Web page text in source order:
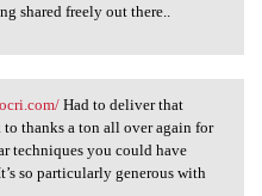
shared freely out there..
Had
Had to deliver that
thanks a ton all over again for
techniques you could have
so particularly generous with